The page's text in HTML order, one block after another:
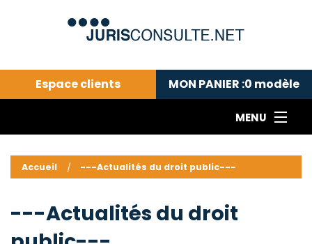
Espace clients MON PANIER :0 modèle
MENU
---Actualités du droit public---
Droit pénal---
Droit privé ---
Abonnement aux actualités
Accueil ---Actualités du droit public---
---Actualités du droit